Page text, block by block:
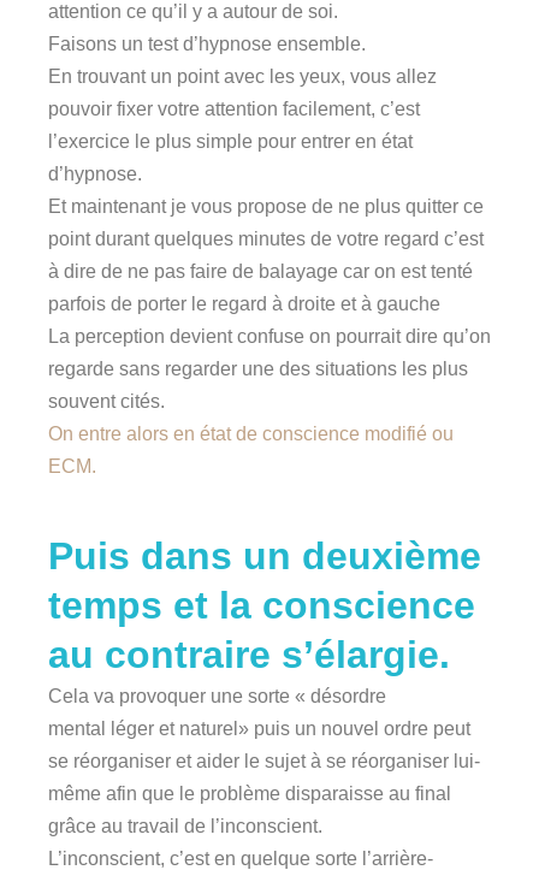
attention ce qu’il y a autour de soi.
Faisons un test d’hypnose ensemble.
En trouvant un point avec les yeux, vous allez
pouvoir fixer votre attention facilement, c’est
l’exercice le plus simple pour entrer en état
d’hypnose.
Et maintenant je vous propose de ne plus quitter ce
point durant quelques minutes de votre regard c’est
à dire de ne pas faire de balayage car on est tenté
parfois de porter le regard à droite et à gauche
La perception devient confuse on pourrait dire qu’on
regarde sans regarder une des situations les plus
souvent cités.
On entre alors en état de conscience modifié ou
ECM.
Puis dans un deuxième
temps et la conscience
au contraire s’élargie.
Cela va provoquer une sorte « désordre
mental léger et naturel» puis un nouvel ordre peut
se réorganiser et aider le sujet à se réorganiser lui-
même afin que le problème disparaisse au final
grâce au travail de l’inconscient.
L’inconscient, c’est en quelque sorte l’arrière-